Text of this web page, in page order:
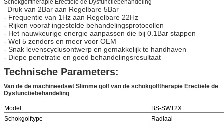
Schokgolftherapie Erectiele de Dysfunctiebehandeling
- Druk van 2Bar aan Regelbare 5Bar
- Frequentie van 1Hz aan Regelbare 22Hz
- Rijken vooraf ingestelde behandelingsprotocollen
- Het nauwkeurige energie aanpassen die bij 0.1Bar stappen
- Wel 5 zenders en meer voor OEM
- Snak levenscyclusontwerp en gemakkelijk te handhaven
- Diepe penetratie en goed behandelingsresultaat
Technische Parameters:
Van de de machineedswt Slimme golf van de schokgolftherapie Erectiele de
Dysfunctiebehandeling
Model
BS-SWT2X
Schokgolftype
Radiaal